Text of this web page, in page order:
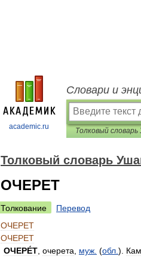
academic.ru
Словари и
Толковый словарь
ОЧЕРЕТ
Толкование
Перевод
ОЧЕРЕТ
ОЧЕРЕТ
ОЧЕРЕ́Т очерета муж (обл ).